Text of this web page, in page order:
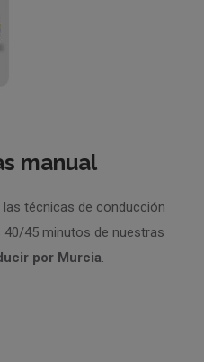
manual
técnicas de conducción
45 minutos de nuestras
por Murcia.